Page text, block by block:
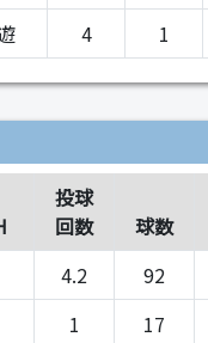
4 1
投球
回数
球数
4.2 92
1 17